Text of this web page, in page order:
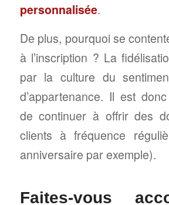
personnalisée.
De plus, pourquoi se
à l’inscription ? La
par la culture du
d’appartenance. Il est
de continuer à offrir des
clients à fréquence
anniversaire par exemple).
Faites-vous